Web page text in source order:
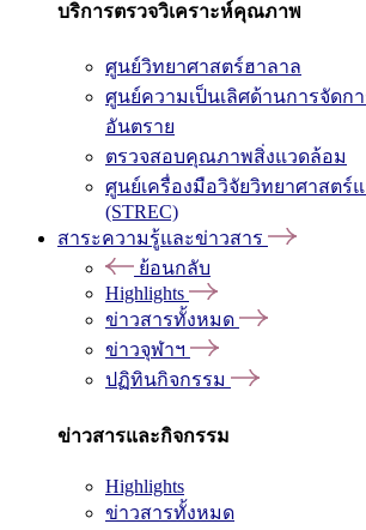
บริการตรวจวิเคราะห์คุณภาพ
ศูนย์วิทยาศาสตร์ฮาลาล
ศูนย์ความเป็นเลิศด้านการจัดก
อันตราย
ตรวจสอบคุณภาพสิ่งแวดล้อม
ศูนย์เครื่องมือวิจัยวิทยาศาสตร์
(STREC)
สาระความรู้และข่าวสาร
ย้อนกลับ
Highlights
ข่าวสารทั้งหมด
ข่าวจุฬาฯ
ปฏิทินกิจกรรม
ข่าวสารและกิจกรรม
Highlights
ข่าวสารทั้งหมด